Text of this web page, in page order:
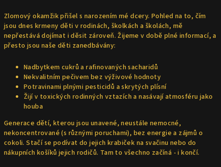
Zlomový okamžik přišel s narozením mé dcery. Pohled na to, čím
jsou dnes krmeny děti v rodinách, školkách a školách, mě
nepřestává dojímat i děsit zároveň. Žijeme v době plné informací, a
přesto jsou naše děti zanedbávány:
Nadbytkem cukrů a rafinovaných sacharidů
Nekvalitním pečivem bez výživové hodnoty
Potravinami plnými pesticidů a skrytých plísní
Žijí v toxických rodinných vztazích a nasávají atmosféru jako
houba
Generace dětí, kterou jsou unavené, neustále nemocné,
nekoncentrované (s různými poruchami), bez energie a zájmů o
cokoli. Stačí se podívat do jejich krabiček na svačinu nebo do
nákupních košíků jejich rodičů. Tam to všechno začíná - i končí.